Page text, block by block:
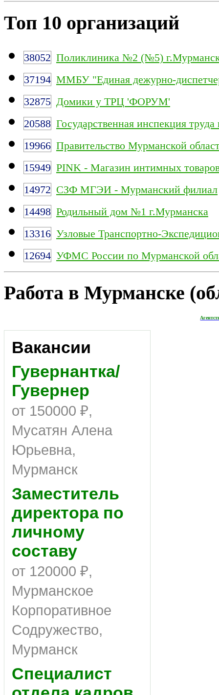
Топ 10 организаций
38052 Поликлиника №2 (№5)
37194 ММБУ "Единая дежурно-
32875 Домики у ТРЦ 'ФОРУМ'
20588 Государственная инспекция
19966 Правительство Мурманской
15949 PINK - Магазин интимных
14972 СЗФ МГЭИ - Мурманский филиал
14498 Родильный дом №1 г.Мурманска
13316 Узловые Транспортно-
12694 УФМС России по Мурманской
Работа в Мурманске
Вакансии
Гувернантка/
Гувернер
от 150000 ₽,
Мусатян Алена
Юрьевна,
Мурманск
Заместитель
директора по
личному
составу
от 120000 ₽,
Мурманское
Корпоративное
Содружество,
Мурманск
Специалист